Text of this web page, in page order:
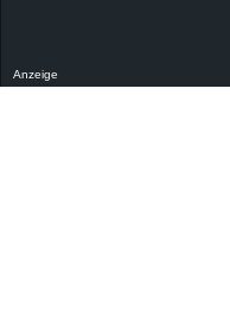
Anzeige